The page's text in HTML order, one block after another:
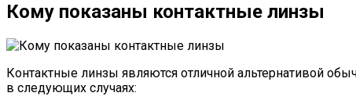
Кому показаны контактные линзы
Контактные линзы являются отличной альтернативой
в следующих случаях: